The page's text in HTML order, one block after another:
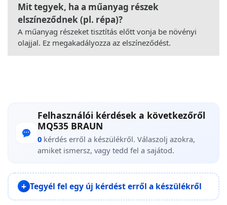
Mit tegyek, ha a műanyag részek
elszíneződnek (pl. répa)?
A műanyag részeket tisztítás előtt vonja be növényi
olajjal. Ez megakadályozza az elszíneződést.
Felhasználói kérdések a következőről
MQ535 BRAUN
0 kérdés erről a készülékről. Válaszolj azokra,
amiket ismersz, vagy tedd fel a sajátod.
Tegyél fel egy új kérdést erről a készülékről